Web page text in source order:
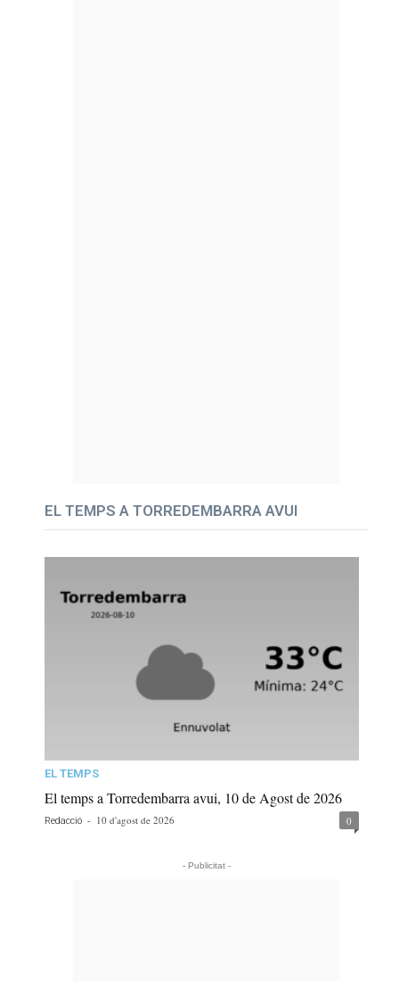
EL TEMPS A TORREDEMBARRA AVUI
EL TEMPS
El temps a Torredembarra avui, 10 de Agost de 2026
Redacció - 10 d'agost de 2026 0
- Publicitat -